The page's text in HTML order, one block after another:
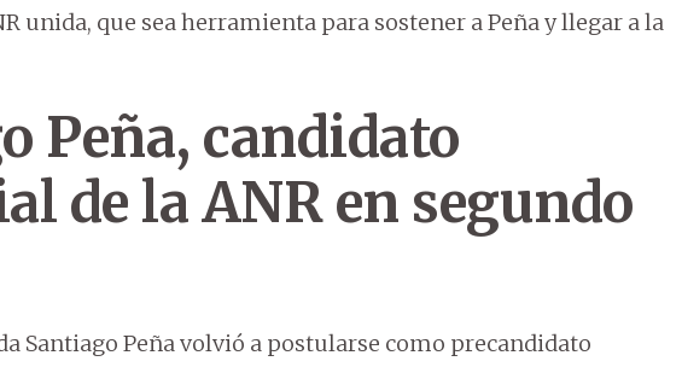
unida, que sea herramienta para sostener a Peña y llegar a la
Peña, candidato
de la ANR en segundo
Santiago Peña volvió a postularse como precandidato